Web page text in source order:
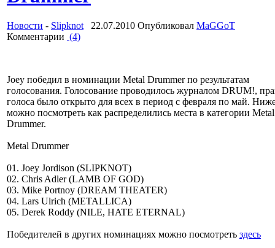
Новости - Slipknot 22.07.2010 Опубликовал MaGGoT
Комментарии (4)
Joey победил в номинации Metal Drummer по результатам
голосования. Голосование проводилось журналом DRUM!,
голоса было открыто для всех в период с февраля по май.
можно посмотреть как распределились места в категории Metal
Drummer.
Metal Drummer
01. Joey Jordison (SLIPKNOT)
02. Chris Adler (LAMB OF GOD)
03. Mike Portnoy (DREAM THEATER)
04. Lars Ulrich (METALLICA)
05. Derek Roddy (NILE, HATE ETERNAL)
Победителей в других номинациях можно посмотреть здесь